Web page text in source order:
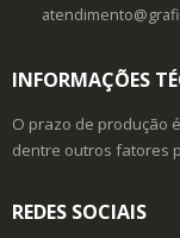
INFORMAÇÕES
O prazo de produção
dentre outros fatores
REDES SOCIAIS